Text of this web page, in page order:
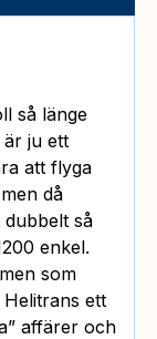
så länge
är ju ett
att flyga
då
dubbelt så
enkel.
som
ett
affärer och